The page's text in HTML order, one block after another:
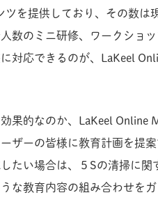
を提供しており、その数は
数のミニ研修、ワークショ
対応できるのが、LaKeel
果的なのか、LaKeel Online
ザーの皆様に教育計画を提
たい場合は、５Sの清掃に関
な教育内容の組み合わせを